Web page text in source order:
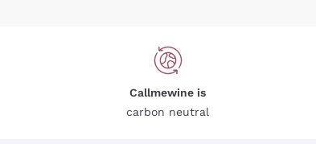
Callmewine is
carbon neutral